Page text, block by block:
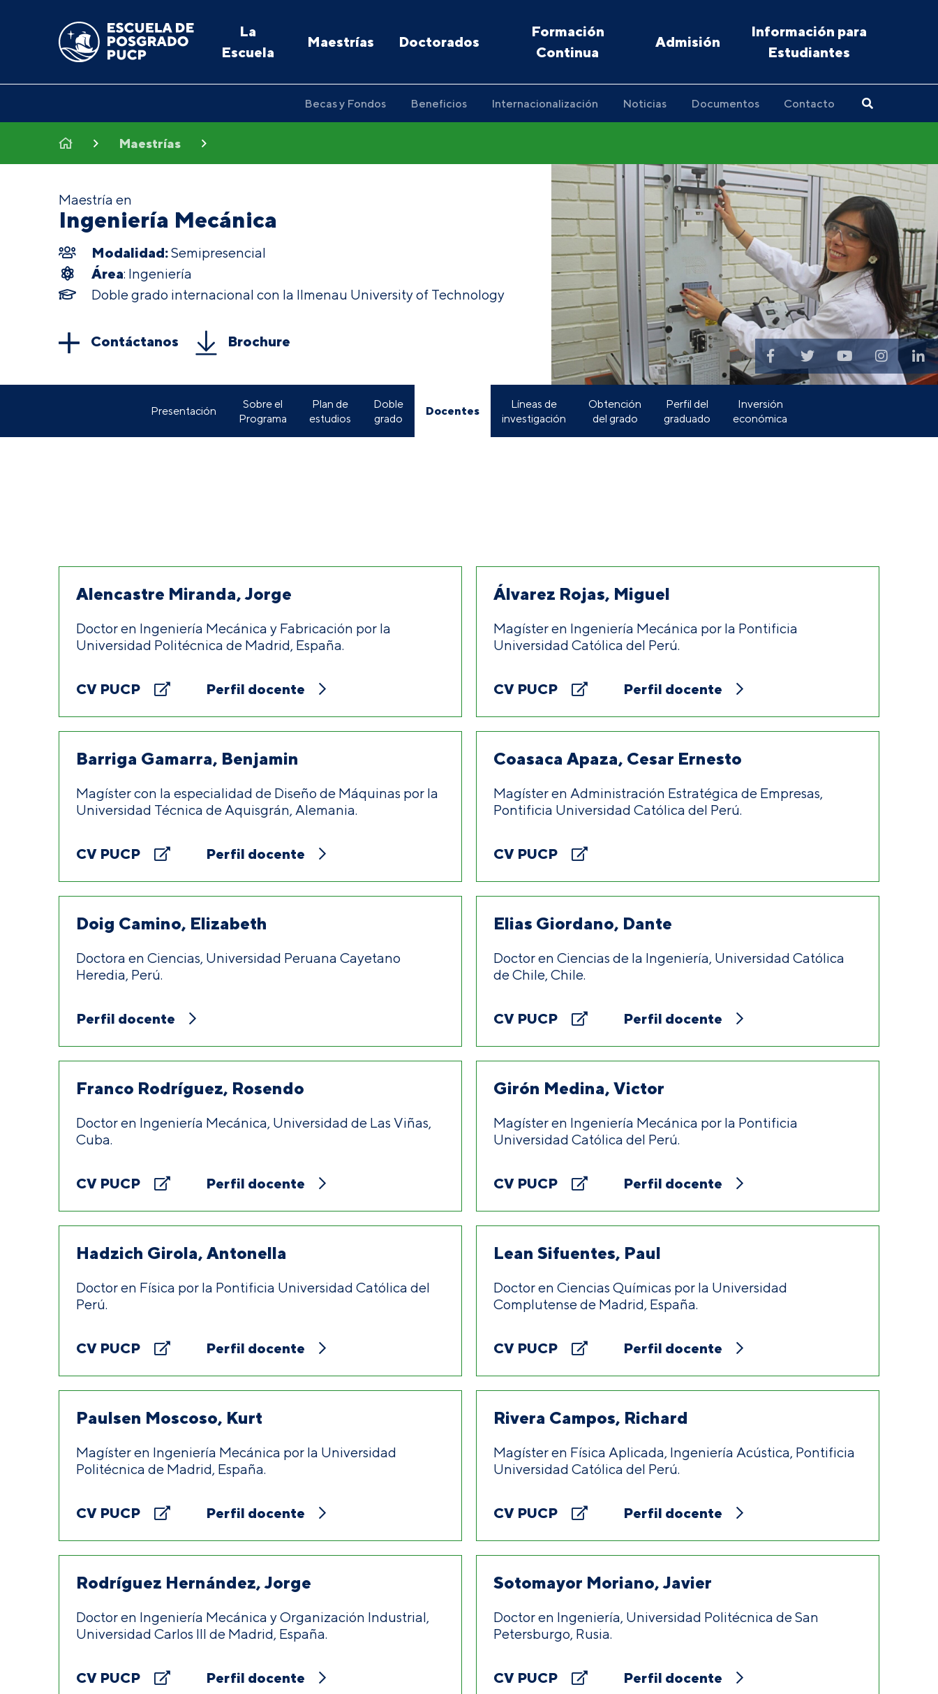
La
Escuela
Maestrías Doctorados
Formación
Continua
Admisión
Información para
Estudiantes
Becas y Fondos Beneficios Internacionalización Noticias Documentos Contacto
Maestrías
Maestría en
Ingeniería Mecánica
Modalidad:Semipresencial
Área: Ingeniería
Doble grado internacional con la Ilmenau University of Technology
Contáctanos Brochure
Presentación
Sobre el
Programa
Plan de
estudios
Doble
grado
Docentes
Líneas de
investigación
Obtención
del grado
Perfil del
graduado
Inversión
económica
Alencastre Miranda, Jorge
Doctor en Ingeniería Mecánica y Fabricación por la
Universidad Politécnica de Madrid, España.
CV PUCP Perfil docente
Álvarez Rojas, Miguel
Magíster en Ingeniería Mecánica por la Pontificia
Universidad Católica del Perú.
CV PUCP Perfil docente
Barriga Gamarra, Benjamin
Magíster con la especialidad de Diseño de Máquinas por la
Universidad Técnica de Aquisgrán, Alemania.
CV PUCP Perfil docente
Coasaca Apaza, Cesar Ernesto
Magíster en Administración Estratégica de Empresas,
Pontificia Universidad Católica del Perú.
CV PUCP
Doig Camino, Elizabeth
Doctora en Ciencias, Universidad Peruana Cayetano
Heredia, Perú.
Perfil docente
Elias Giordano, Dante
Doctor en Ciencias de la Ingeniería, Universidad Católica
de Chile, Chile.
CV PUCP Perfil docente
Franco Rodríguez, Rosendo
Doctor en Ingeniería Mecánica, Universidad de Las Viñas,
Cuba.
CV PUCP Perfil docente
Girón Medina, Victor
Magíster en Ingeniería Mecánica por la Pontificia
Universidad Católica del Perú.
CV PUCP Perfil docente
Hadzich Girola, Antonella
Doctor en Física por la Pontificia Universidad Católica del
Perú.
CV PUCP Perfil docente
Lean Sifuentes, Paul
Doctor en Ciencias Químicas por la Universidad
Complutense de Madrid, España.
CV PUCP Perfil docente
Paulsen Moscoso, Kurt
Magíster en Ingeniería Mecánica por la Universidad
Politécnica de Madrid, España.
CV PUCP Perfil docente
Rivera Campos, Richard
Magíster en Física Aplicada, Ingeniería Acústica, Pontificia
Universidad Católica del Perú.
CV PUCP Perfil docente
Rodríguez Hernández, Jorge
Doctor en Ingeniería Mecánica y Organización Industrial,
Universidad Carlos III de Madrid, España.
CV PUCP Perfil docente
Sotomayor Moriano, Javier
Doctor en Ingeniería, Universidad Politécnica de San
Petersburgo, Rusia.
CV PUCP Perfil docente